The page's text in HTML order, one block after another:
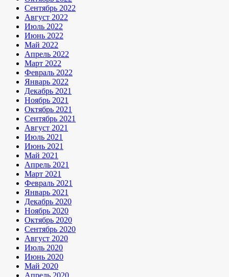
Сентябрь 2022
Август 2022
Июль 2022
Июнь 2022
Май 2022
Апрель 2022
Март 2022
Февраль 2022
Январь 2022
Декабрь 2021
Ноябрь 2021
Октябрь 2021
Сентябрь 2021
Август 2021
Июль 2021
Июнь 2021
Май 2021
Апрель 2021
Март 2021
Февраль 2021
Январь 2021
Декабрь 2020
Ноябрь 2020
Октябрь 2020
Сентябрь 2020
Август 2020
Июль 2020
Июнь 2020
Май 2020